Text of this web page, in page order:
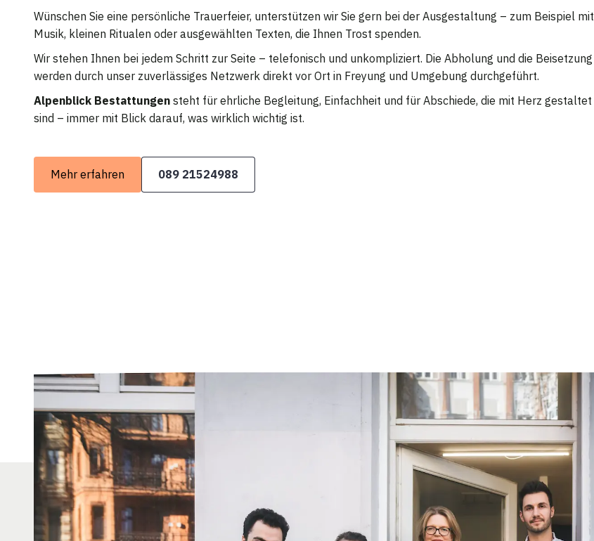
Wünschen Sie eine persönliche Trauerfeier, unterstützen wir Sie gern bei der Ausgestaltung – zum Beispiel mit
Musik, kleinen Ritualen oder ausgewählten Texten, die Ihnen Trost spenden.
Wir stehen Ihnen bei jedem Schritt zur Seite – telefonisch und unkompliziert. Die Abholung und die Beisetzung
werden durch unser zuverlässiges Netzwerk direkt vor Ort in Freyung und Umgebung durchgeführt.
Alpenblick Bestattungen steht für ehrliche Begleitung, Einfachheit und für Abschiede, die mit Herz gestaltet
sind – immer mit Blick darauf, was wirklich wichtig ist.
Mehr erfahren 089 21524988